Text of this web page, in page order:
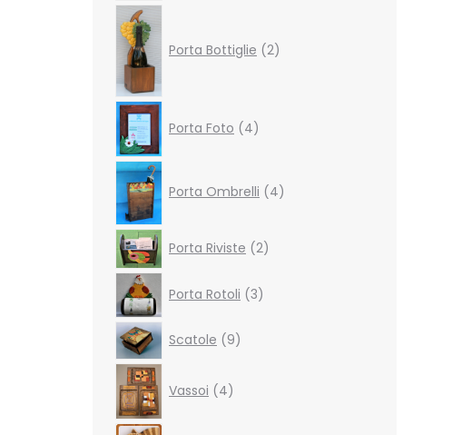
Porta Bottiglie 2
Porta Foto 4products
Porta Ombrelli 4products
Porta Riviste 2
2
products
Porta Rotoli 3products
Scatole 9
9
products
Vassoi 4products